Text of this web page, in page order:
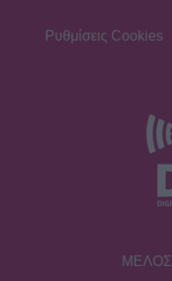
Ρυθμίσεις Cookies
ΜΕΛΟΣ